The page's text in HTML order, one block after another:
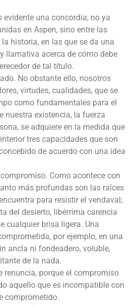
evidente una concordia, no ya
en Aspen, sino entre las
historia, en las que se da una
llamativa acerca de cómo debe
de tal título.
No obstante ello, nosotros
virtudes, cualidades, que se
como fundamentales para el
nuestra existencia, la fuerza
se adquiere en la medida que
tres capacidades que son
de acuerdo con una idea
Como acontece con
más profundas son las raíces
para resistir el vendaval;
del desierto, libérrima carencia
cualquier brisa ligera. Una
por ejemplo, en una
ancla ni fondeadero, voluble,
de la nada.
renuncia, porque el compromiso
aquello que es incompatible con
comprometido.